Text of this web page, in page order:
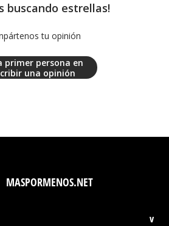
buscando estrellas!
tu opinión
primer persona en
una opinión
MASPORMENOS.NET